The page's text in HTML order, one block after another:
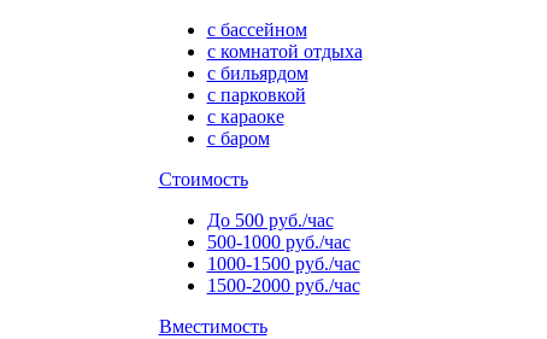
с бассейном
с комнатой отдыха
с бильярдом
с парковкой
с караоке
с баром
Стоимость
До 500 руб./час
500-1000 руб./час
1000-1500 руб./час
1500-2000 руб./час
Вместимость